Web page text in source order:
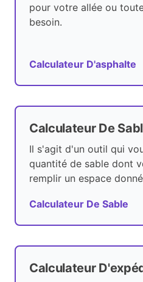
pour votre allée ou
besoin.
Calculateur D'asphalte
Calculateur De
Il s'agit d'un outil qui
quantité de sable dont
remplir un espace
Calculateur De Sable
Calculateur